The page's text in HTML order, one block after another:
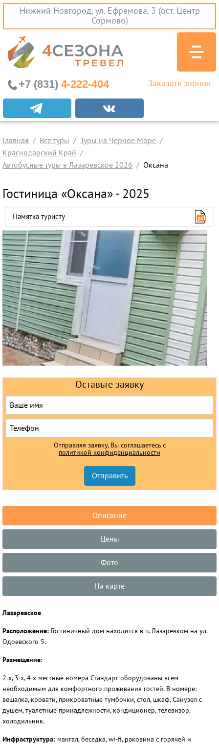
Нижний Новгород, ул. Ефремова, 3 (ост. Центр
Сормово)
Экскурсионные туры
Заграничные экскурсии
Туры на Черное Море
Краснодарский Край
Проезд без проживания
Вылеты из Нижнего Новгорода
Горящие туры
Раннее бронирование
Железнодорожные туры
Круизы
+7 (831) 4-222-404 Заказать звонок
Главная Все туры
Туры на Черное Море
Краснодарский Край
Автобусные туры в Лазаревское 2026
Оксана
Гостиница «Оксана» - 2025
Памятка туристу
Оставьте заявку
Отправляя заявку, Вы соглашаетесь с
политикой конфиденциальности
Описание
Цены
Фото
На карте
Лазаревское
Расположение: Гостиничный дом находится в п. Лазаревком на ул.
Одоевского 5.
Размещение:
2-х, 3-х, 4-х местные номера Стандарт оборудованы всем
необходимым для комфортного проживания гостей. В номере:
вешалка, кровати, прикроватные тумбочки, стол, шкаф. Санузел с
душем, туалетные принадлежности, кондиционер, телевизор,
холодильник.
Инфраструктура: мангал, беседка, wi-fi, раковина с горячей и